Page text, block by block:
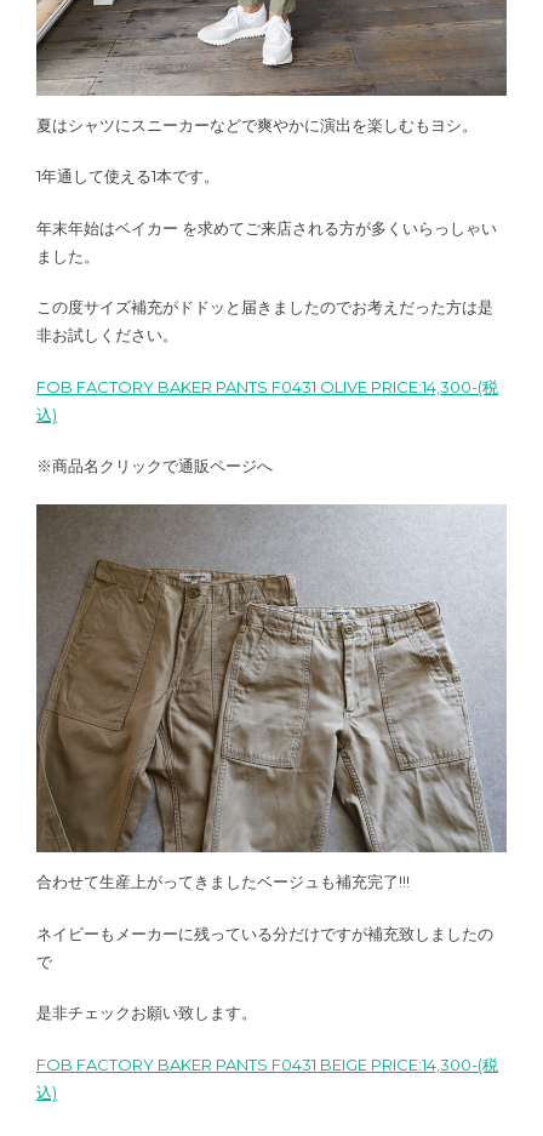
夏はシャツにスニーカーなどで爽やかに演出を楽しむもヨシ。
1年通して使える1本です。
年末年始はベイカー を求めてご来店される方が多くいらっしゃい
ました。
この度サイズ補充がドドッと届きましたのでお考えだった方は是
非お試しください。
FOB FACTORY BAKER PANTS F0431 OLIVE PRICE:14,300-(税
込)
※商品名クリックで通販ページへ
合わせて生産上がってきましたベージュも補充完了!!!
ネイビーもメーカーに残っている分だけですが補充致しましたの
で
是非チェックお願い致します。
FOB FACTORY BAKER PANTS F0431 BEIGE PRICE:14,300-(税
込)